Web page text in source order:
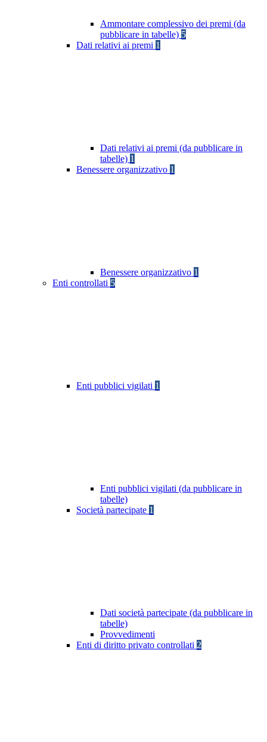
Ammontare complessivo dei premi (da
pubblicare in tabelle) 5
Dati relativi ai premi 1
Dati relativi ai premi (da pubblicare in
tabelle) 1
Benessere organizzativo 1
Benessere organizzativo 1
Enti controllati 5
Enti pubblici vigilati 1
Enti pubblici vigilati (da pubblicare in
tabelle)
Società partecipate 1
Dati società partecipate (da pubblicare in
tabelle)
Provvedimenti
Enti di diritto privato controllati 2